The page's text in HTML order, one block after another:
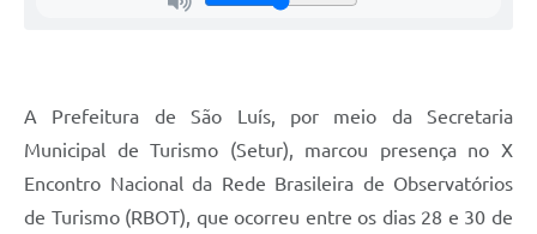
A Prefeitura de São Luís, por meio da Secretaria
Municipal de Turismo (Setur), marcou presença no X
Encontro Nacional da Rede Brasileira de Observatórios
de Turismo (RBOT), que ocorreu entre os dias 28 e 30 de